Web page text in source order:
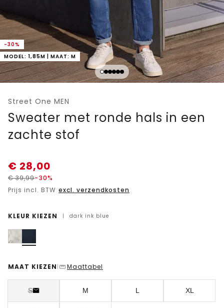
-30%
MODEL: 1,85M | MAAT: M
Street One MEN
Sweater met ronde hals in een
zachte stof
€ 28,00
€39,99-30%
Prijs incl. BTW excl. verzendkosten
KLEUR KIEZEN | dark ink blue
MAAT KIEZEN | Maattabel
S M L XL